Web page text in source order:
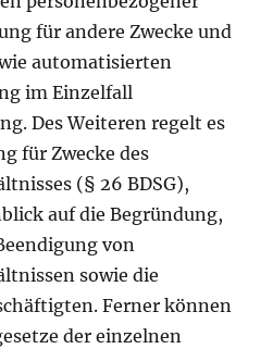
für andere Zwecke und
automatisierten
im Einzelfall
Des Weiteren regelt es
für Zwecke des
(§ 26 BDSG),
auf die Begründung,
von
sowie die
Ferner können
der einzelnen